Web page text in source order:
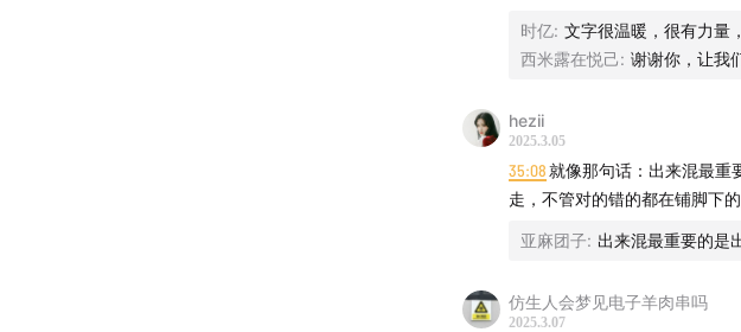
如何看待“没关系，每一步
18:05 我在学习社会学路上的经历
如何走出内耗
如何找回“自我”
33:44 钟楚曦演员之路
时亿: 文字很温暖，很有力量
西米露在悦己: 谢谢你，让我
hezii
2025.3.05
35:08就像那句话：出来混最重
走，不管对的错的都在铺脚下
亚麻团子: 出来混最重要的是
仿生人会梦见电子羊肉串吗
2025.3.07